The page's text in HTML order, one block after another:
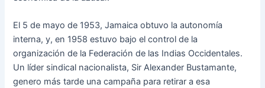
El 5 de mayo de 1953, Jamaica obtuvo la autonomía
interna, y, en 1958 estuvo bajo el control de la
organización de la Federación de las Indias Occidentales.
Un líder sindical nacionalista, Sir Alexander Bustamante,
genero más tarde una campaña para retirar a esa